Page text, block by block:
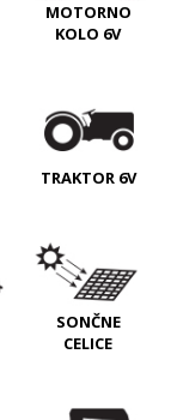
MOTORNO
KOLO 6V
TRAKTOR 6V
SONČNE
CELICE